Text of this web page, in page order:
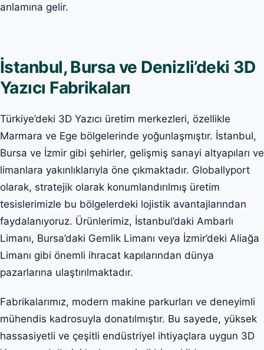
anlamına gelir.
İstanbul, Bursa ve Denizli’deki 3D
Yazıcı Fabrikaları
Türkiye’deki 3D Yazıcı üretim merkezleri, özellikle
Marmara ve Ege bölgelerinde yoğunlaşmıştır. İstanbul,
Bursa ve İzmir gibi şehirler, gelişmiş sanayi altyapıları ve
limanlara yakınlıklarıyla öne çıkmaktadır. Globallyport
olarak, stratejik olarak konumlandırılmış üretim
tesislerimizle bu bölgelerdeki lojistik avantajlarından
faydalanıyoruz. Ürünlerimiz, İstanbul’daki Ambarlı
Limanı, Bursa’daki Gemlik Limanı veya İzmir’deki Aliağa
Limanı gibi önemli ihracat kapılarından dünya
pazarlarına ulaştırılmaktadır.
Fabrikalarımız, modern makine parkurları ve deneyimli
mühendis kadrosuyla donatılmıştır. Bu sayede, yüksek
hassasiyetli ve çeşitli endüstriyel ihtiyaçlara uygun 3D